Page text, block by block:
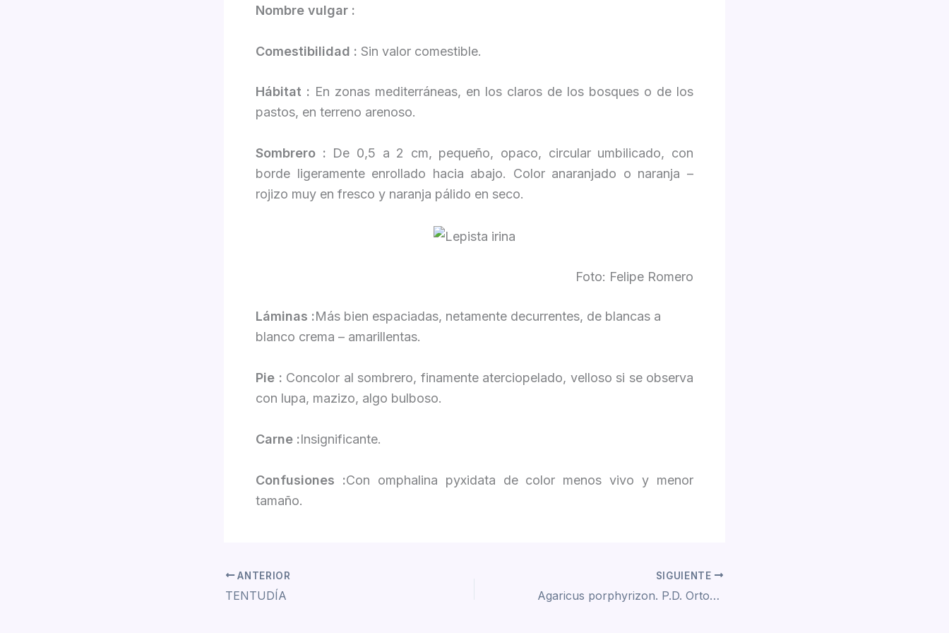
Nombre vulgar :
Comestibilidad : Sin valor comestible.
Hábitat : En zonas mediterráneas, en los claros de los bosques o de los
pastos, en terreno arenoso.
Sombrero : De 0,5 a 2 cm, pequeño, opaco, circular umbilicado, con
borde ligeramente enrollado hacia abajo. Color anaranjado o naranja –
rojizo muy en fresco y naranja pálido en seco.
Foto: Felipe Romero
Láminas :Más bien espaciadas, netamente decurrentes, de blancas a
blanco crema – amarillentas.
Pie : Concolor al sombrero, finamente aterciopelado, velloso si se observa
con lupa, mazizo, algo bulboso.
Carne :Insignificante.
Confusiones :Con omphalina pyxidata de color menos vivo y menor
tamaño.
ANTERIOR
TENTUDÍA
SIGUIENTE
Agaricus porphyrizon. P.D. Orton (1960)